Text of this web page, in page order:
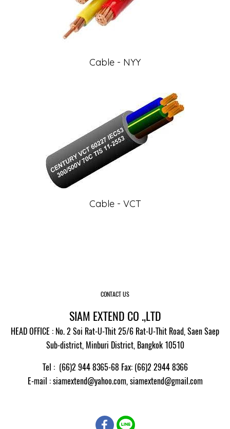
Cable - NYY
Cable - VCT
CONTACT US
SIAM EXTEND CO .,LTD
HEAD OFFICE : No. 2 Soi Rat-U-Thit 25/6 Rat-U-Thit Road, Saen Saep
Sub-district, Minburi District, Bangkok 10510
Tel : (66)2 944 8365-68 Fax: (66)2 2944 8366
E-mail : siamextend@yahoo.com,siamextend@gmail.com